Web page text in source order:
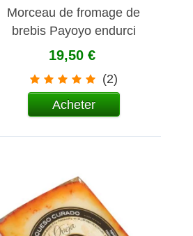
Morceau de fromage de
brebis Payoyo endurci
19,50 €
(2)
Acheter